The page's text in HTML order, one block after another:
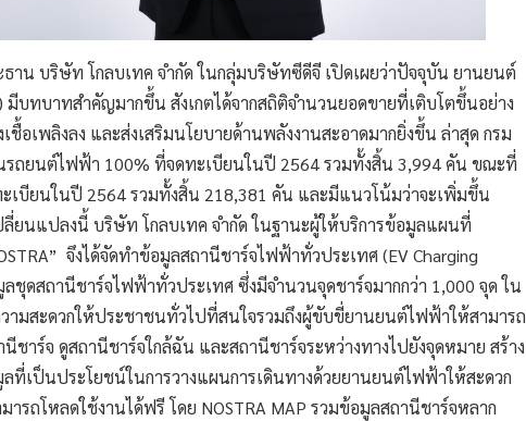
น บริษัท โกลบเทค จำกัด ในกลุ่มบริษัทซีดีจี เปิดเผยว่าปัจจุบัน ยานยนต์
มีบทบาทสำคัญมากขึ้น สังเกตได้จากสถิติจำนวนยอดขายที่เติบโตขึ้นอย่าง
ชื้อเพลิงลง และส่งเสริมนโยบายด้านพลังงานสะอาดมากยิ่งขึ้น ล่าสุด กรม
รถยนต์ไฟฟ้า 100% ที่จดทะเบียนในปี 2564 รวมทั้งสิ้น 3,994 คัน ขณะที่
บียนในปี 2564 รวมทั้งสิ้น 218,381 คัน และมีแนวโน้มว่าจะเพิ่มขึ้น
ลี่ยนแปลงนี้ บริษัท โกลบเทค จำกัด ในฐานะผู้ให้บริการข้อมูลแผนที่
จึงได้จัดทำข้อมูลสถานีชาร์จไฟฟ้าทั่วประเทศ (EV Charging
ดสถานีชาร์จไฟฟ้าทั่วประเทศ ซึ่งมีจำนวนจุดชาร์จมากกว่า 1,000 จุด ใน
มสะดวกให้ประชาชนทั่วไปที่สนใจรวมถึงผู้ขับขี่ยานยนต์ไฟฟ้าให้สามารถ
ชาร์จ ดูสถานีชาร์จใกล้ฉัน และสถานีชาร์จระหว่างทางไปยังจุดหมาย สร้าง
เป็นประโยชน์ในการวางแผนการเดินทางด้วยยานยนต์ไฟฟ้าให้สะดวก
รถโหลดใช้งานได้ฟรี โดย NOSTRA MAP รวมข้อมูลสถานีชาร์จหลาก